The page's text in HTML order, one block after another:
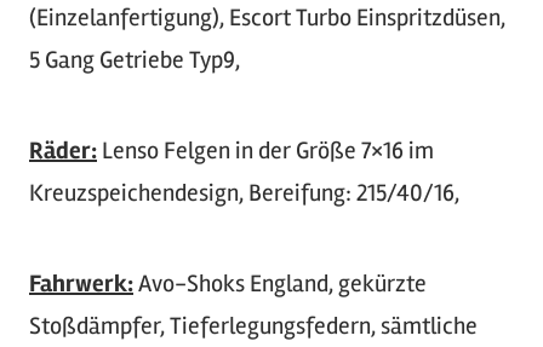
(Einzelanfertigung), Escort Turbo Einspritzdüsen,
5 Gang Getriebe Typ9,
Räder: Lenso Felgen in der Größe 7×16 im
Kreuzspeichendesign, Bereifung: 215/40/16,
Fahrwerk:Avo-Shoks England, gekürzte
Stoßdämpfer, Tieferlegungsfedern, sämtliche